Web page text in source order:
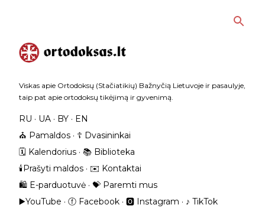
Praleisti ir pereiti prie pagrindinio turinio
Viskas apie Ortodoksų (Stačiatikių) Bažnyčią Lietuvoje ir pasaulyje,
taip pat apie ortodoksų tikėjimą ir gyvenimą.
RU UA BY
EN
⛪️ Pamaldos
☦️ Dvasininkai
🗓️ Kalendorius
📚 Biblioteka
🕯️Prašyti maldos
✉️ Kontaktai
🛍️ E-parduotuvė
💝 Paremti mus
▶️YouTube
ⓕ Facebook 🅾 Instagram ‎♪ TikTok